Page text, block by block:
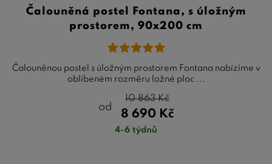
Čalouněná postel Fontana, s úložným
prostorem, 90x200 cm
Čalouněnou postel s úložným prostorem Fontana nabízíme v
oblíbeném rozměru ložné ploc ...
od
8 690 Kč
10 863Kč
4-6 týdnů